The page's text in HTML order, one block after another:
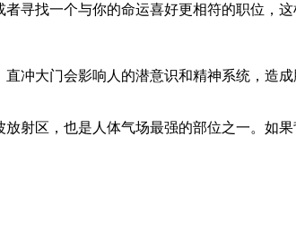
寻找一个与你的命运喜好更相符的职位，
冲大门会影响人的潜意识和精神系统，造
射区，也是人体气场最强的部位之一。如